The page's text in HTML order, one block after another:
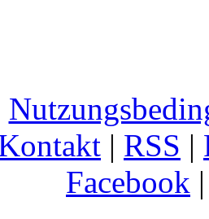
| RSS |
Facebook